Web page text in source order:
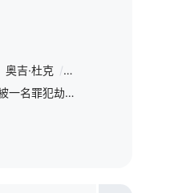
/ Kazuki Jalal
奥吉·杜克 / 迈克·弗格森
一名叫车司机在逃离犯罪老大时被一名罪犯劫持，引发了一系列事件，使他们的生命处于危险之中【嘿叭电影-热播综艺免费在线观看】